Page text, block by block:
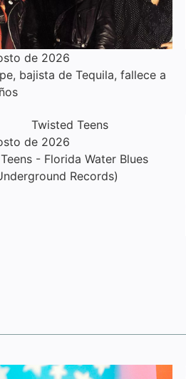
de 2026
bajista de Tequila, fallece a
de 2026
- Florida Water Blues
Records)